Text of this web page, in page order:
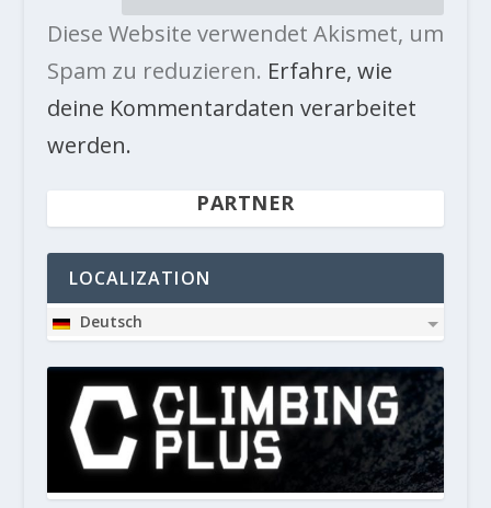
Diese Website verwendet Akismet, um
Spam zu reduzieren. Erfahre, wie
deine Kommentardaten verarbeitet
werden.
PARTNER
LOCALIZATION
Deutsch